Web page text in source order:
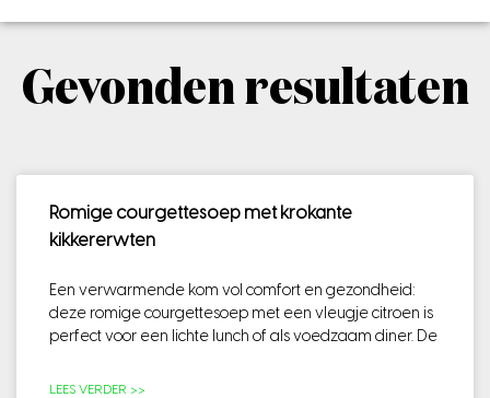
Gevonden resultaten
Romige courgettesoep met krokante
kikkererwten
Een verwarmende kom vol comfort en gezondheid:
deze romige courgettesoep met een vleugje citroen is
perfect voor een lichte lunch of als voedzaam diner. De
LEES VERDER >>